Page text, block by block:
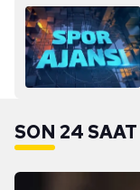
SON 24 SAAT